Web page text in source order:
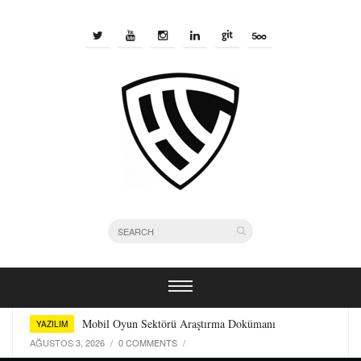
0 COMMENTS /
YAZILIM Mobil Oyun Sektörü Araştırma Dokümanı
AĞUSTOS 3, 2026 / 0 COMMENTS /